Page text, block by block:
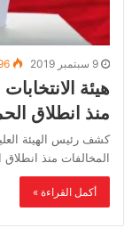
9 سبتمبر 2019
هيئة
منذ انطلاق
كشف رئيس الهيئة
المخالفات منذ انطلاق
أكمل القراءة »